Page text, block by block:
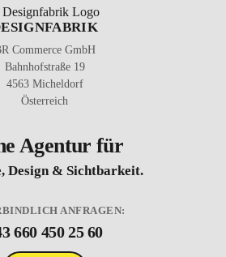
Commerce GmbH
Bahnhofstraße 19
4563 Micheldorf
Österreich
Agentur für
Design & Sichtbarkeit.
ANFRAGEN:
660 450 25 60